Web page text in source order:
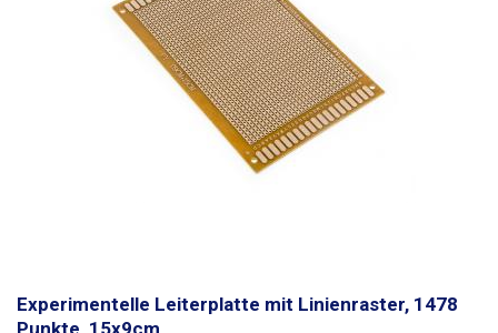
Experimentelle Leiterplatte mit Linienraster, 1478
Punkte, 15x9cm